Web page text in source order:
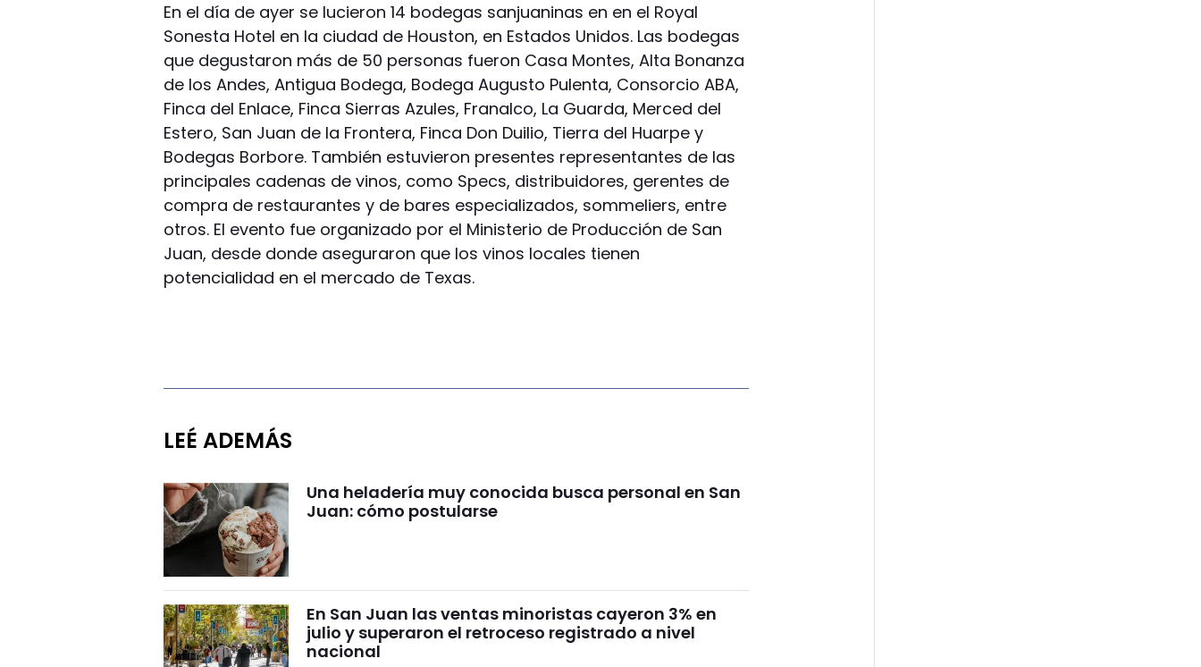
En el día de ayer se lucieron 14 bodegas sanjuaninas en en el Royal
Sonesta Hotel en la ciudad de Houston, en Estados Unidos. Las bodegas
que degustaron más de 50 personas fueron Casa Montes, Alta Bonanza
de los Andes, Antigua Bodega, Bodega Augusto Pulenta, Consorcio ABA,
Finca del Enlace, Finca Sierras Azules, Franalco, La Guarda, Merced del
Estero, San Juan de la Frontera, Finca Don Duilio, Tierra del Huarpe y
Bodegas Borbore. También estuvieron presentes representantes de las
principales cadenas de vinos, como Specs, distribuidores, gerentes de
compra de restaurantes y de bares especializados, sommeliers, entre
otros. El evento fue organizado por el Ministerio de Producción de San
Juan, desde donde aseguraron que los vinos locales tienen
potencialidad en el mercado de Texas.
LEÉ ADEMÁS
Una heladería muy conocida busca personal en San
Juan: cómo postularse
En San Juan las ventas minoristas cayeron 3% en
julio y superaron el retroceso registrado a nivel
nacional